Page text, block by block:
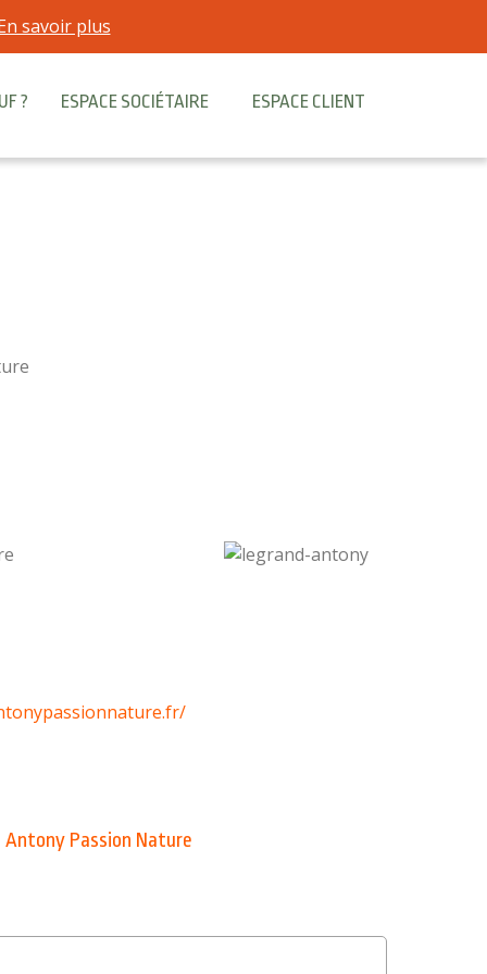
savoir plus
? ESPACE SOCIÉTAIRE ESPACE CLIENT
Passion Nature